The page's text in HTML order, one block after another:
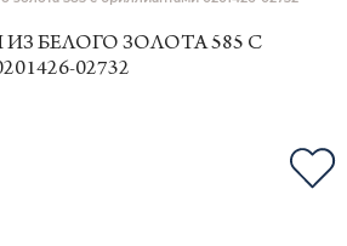
БЕЛОГО ЗОЛОТА 585 С
02732